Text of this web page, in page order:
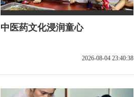
中医药文化浸润童心
2026-08-04 23:40:38